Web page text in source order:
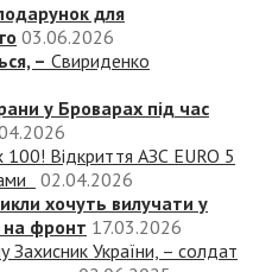
для
03.06.2026
– Свириденко
у Броварах під час
Відкриття АЗС EURO 5
02.04.2026
хочуть вилучати у
на фронт 17.03.2026
України, – солдат